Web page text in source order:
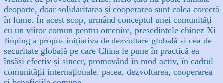
deoparte, doar solidaritatea și cooperarea sunt calea corectă
în lume. În acest scop, urmând conceptul unei comunități
cu un viitor comun pentru omenire, președintele chinez Xi
Jinping a propus inițiativa de dezvoltare globală și cea de
securitate globală pe care China le pune în practică ea
însăși efectiv și sincer, promovând în mod activ, în cadrul
comunității internaționale, pacea, dezvoltarea, cooperarea